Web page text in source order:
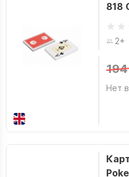
818
2+
Нет